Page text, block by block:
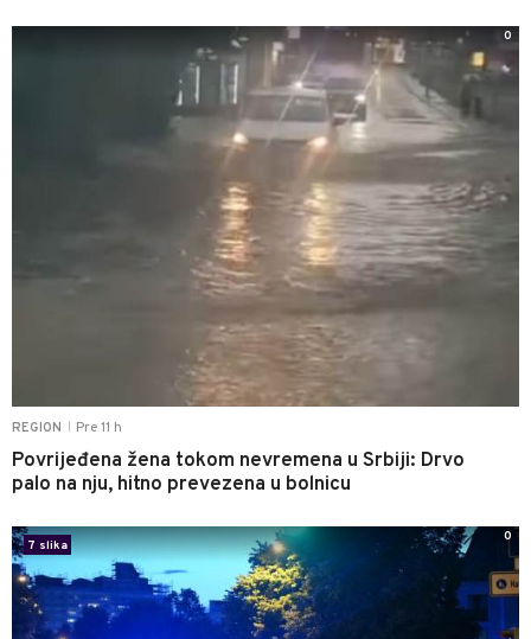
REGION Pre 11 h
Povrijeđena žena tokom nevremena u Srbiji: Drvo
palo na nju, hitno prevezena u bolnicu
0
7 slika
0